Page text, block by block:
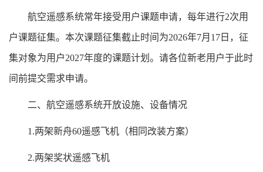
航空遥感系统常年接受用户课题申请，每年进行2次用
户课题征集。本次课题征集截止时间为2026年7月17日，征
集对象为用户2027年度的课题计划。请各位新老用户于此时
间前提交需求申请。
二、航空遥感系统开放设施、设备情况
1.两架新舟60遥感飞机（相同改装方案）
2.两架奖状遥感飞机